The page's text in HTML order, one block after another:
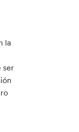
la
ser